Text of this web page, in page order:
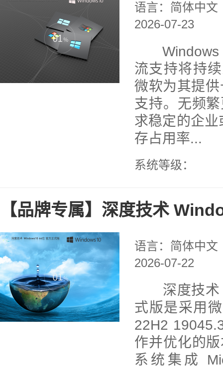
语言：简体中文
2026-07-23
Windows
流支持将持
微软为其提
支持。无频
求稳定的企
存占用率...
系统等级：
【品牌专属】深度技术
语言：简体中文
2026-07-22
深度技术
式版是采用
22H2
作并优化的
系统集成